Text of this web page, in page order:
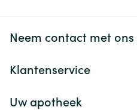
Neem contact met
Klantenservice
Uw apotheek